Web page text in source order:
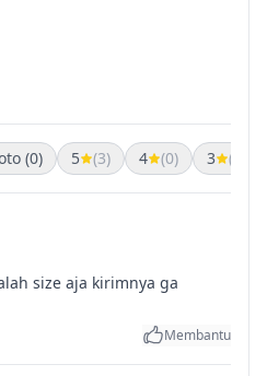
(0) 5 (3) 4 (0) 3 (0)
size aja kirimnya ga
Membantu